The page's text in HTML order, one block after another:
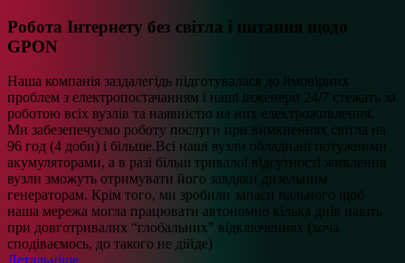
Робота Інтернету без світла і питання щодо
GPON
Наша компанія заздалегідь підготувалася до ймовірних
проблем з електропостачанням і наші інженери 24/7 стежать за
роботою всіх вузлів та наявністю на них електроживлення.
Ми забезепечуємо роботу послуги при вимкненнях світла на
96 год (4 доби) і більше.Всі наші вузли обладнані потужними
акумуляторами, а в разі більш тривалої відсутності живлення
вузли зможуть отримувати його завдяки дизельним
генераторам. Крім того, ми зробили запаси пального щоб
наша мережа могла працювати автономно кілька днів навіть
при довготривалих “глобальних” відключеннях (хоча
сподіваємось, до такого не дійде)